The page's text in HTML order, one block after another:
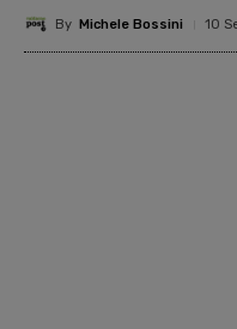
By Michele Bossini 10